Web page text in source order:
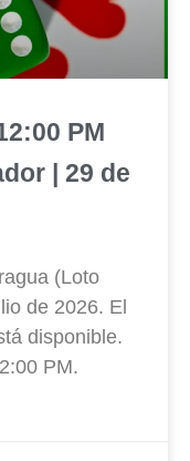
PM
| 29 de
(Loto
de 2026. El
disponible.
PM.